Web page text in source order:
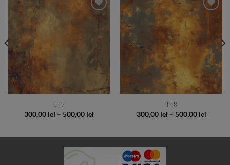
Add to
Wishlist
T47
300,00 lei – 500,00 leiPrice
Add to
Wishlist
T48
300,00 lei – 500,00 leiPrice